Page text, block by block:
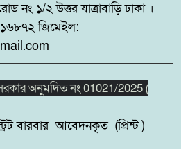
কোটচাঁদপুরে চাঞ্চল্যকর চোরচক্রের ৪
সদস্য গ্রেপ্তার,উদ্ধার ২টি মোবাইল।
পুটিজানায় মাদকবিরোধী মোবাইল
কারাদণ্ড।
নং ১/২ উত্তর যাত্রাবাড়ি ঢাকা ।
জিমেইল:
সরকার অনুমদিত নং 01021/2025 (
বারবার আবেদনকৃত (প্রিন্ট )